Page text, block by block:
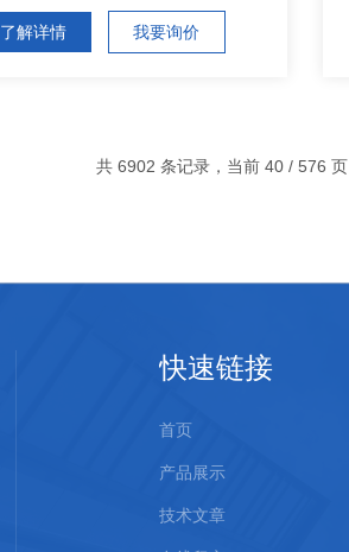
了解详情 我要询价
共 6902 条记录，当前 40 / 576 页
快速链接
首页
产品展示
技术文章